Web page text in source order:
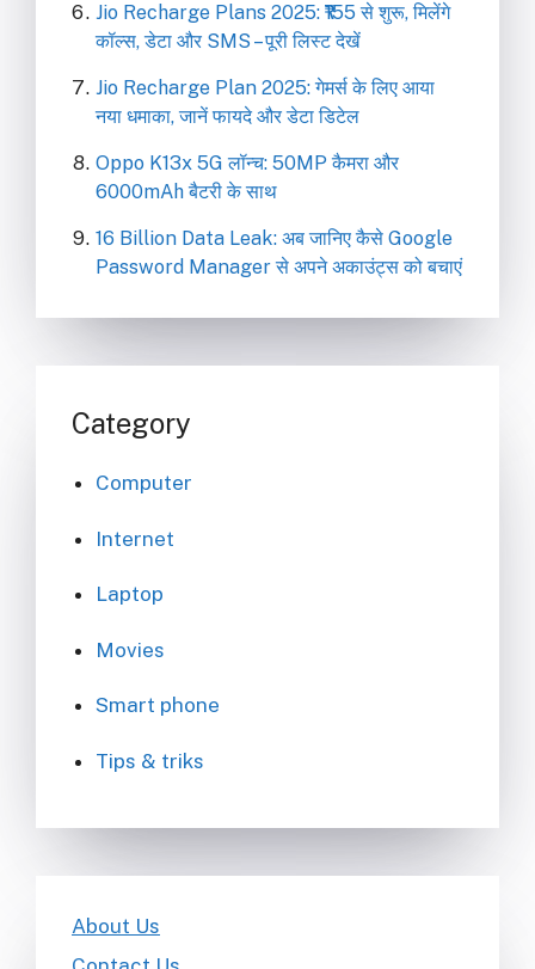
Jio Recharge Plans 2025: ₹155 से शुरू, मिलेंगे
कॉल्स, डेटा और SMS – पूरी लिस्ट देखें
Jio Recharge Plan 2025: गेमर्स के लिए आया
नया धमाका, जानें फायदे और डेटा डिटेल
Oppo K13x 5G लॉन्च: 50MP कैमरा और
6000mAh बैटरी के साथ
16 Billion Data Leak: अब जानिए कैसे Google
Password Manager से अपने अकाउंट्स को बचाएं
Category
Computer
Internet
Laptop
Movies
Smart phone
Tips & triks
About Us